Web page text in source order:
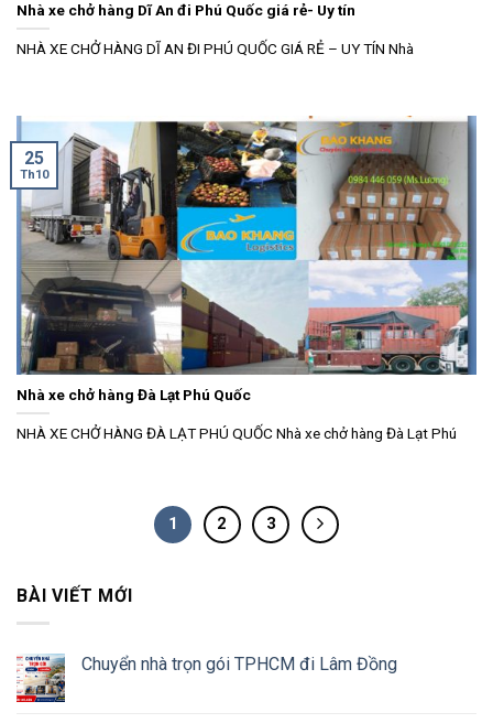
Nhà xe chở hàng Dĩ An đi Phú Quốc giá rẻ- Uy tín
NHÀ XE CHỞ HÀNG DĨ AN ĐI PHÚ QUỐC GIÁ RẺ – UY TÍN Nhà
Nhà xe chở hàng Đà Lạt Phú Quốc
NHÀ XE CHỞ HÀNG ĐÀ LẠT PHÚ QUỐC Nhà xe chở hàng Đà Lạt Phú
25
Th10
1 2 3
BÀI VIẾT MỚI
Chuyển nhà trọn gói TPHCM đi Lâm Đồng